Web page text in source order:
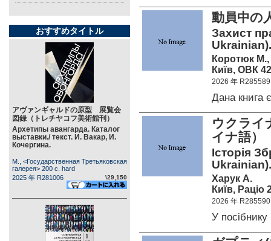
おすすめタイトル
アヴァンギャルドの原型 展覧会
図録（トレチヤコフ美術館刊）
Архетипы авангарда. Каталог
выставки./ текст. И. Вакар, И.
Кочергина.
М., <Государственная Третьяковская
галерея> 200 c. hard
2025 年 R281006
\29,150
動員中の
Захист
Ukrainian).
Коротюк М.,
Київ, ОВК
2026 年 R285589
Дана книга
ウクライ
イナ語
Історія
Ukrainian).
Харук А.
Київ, Раціо
2026 年 R285590
У посібнику